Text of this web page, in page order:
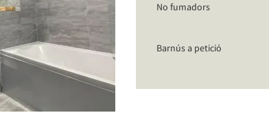
No fumadors
Barnús a petició